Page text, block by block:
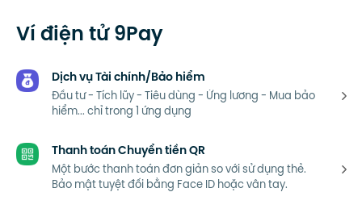
Ví điện tử 9Pay
Dịch vụ Tài chính/Bảo hiểm
Đầu tư - Tích lũy - Tiêu dùng - Ứng lương - Mua bảo
hiểm... chỉ trong 1 ứng dụng
Thanh toán Chuyển tiền QR
Một bước thanh toán đơn giản so với sử dụng thẻ.
Bảo mật tuyệt đối bằng Face ID hoặc vân tay.